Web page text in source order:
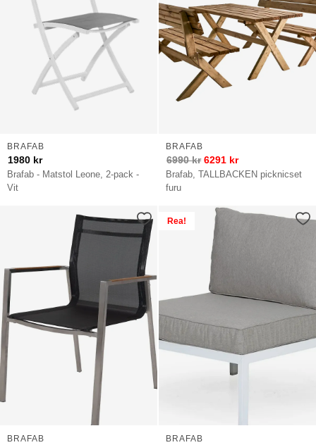
Brafab - Matstol Leone, 2-pack -
Vit
BRAFAB
1980 kr
Brafab, TALLBACKEN picknicset
furu
BRAFAB
6990kr 6291 kr
BRAFAB
Rea!
BRAFAB